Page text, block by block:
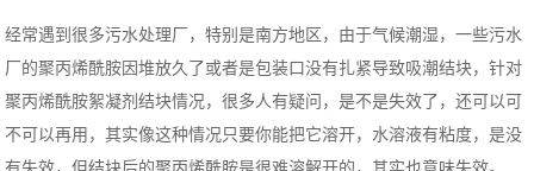
经常遇到很多污水处理厂，特别是南方地区，由于气候潮湿，一些污水
厂的聚丙烯酰胺因堆放久了或者是包装口没有扎紧导致吸潮结块，针对
聚丙烯酰胺絮凝剂结块情况，很多人有疑问，是不是失效了，还可以可
不可以再用，其实像这种情况只要你能把它溶开，水溶液有粘度，是没